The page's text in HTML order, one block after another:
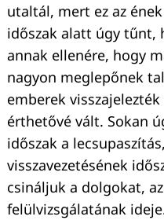
utaltál, mert ez az
időszak alatt úgy tűnt,
annak ellenére, hogy
nagyon meglepőnek
emberek
érthetővé vált. Sokan
időszak a
visszavezetésének
csináljuk a dolgokat,
felülvizsgálatának